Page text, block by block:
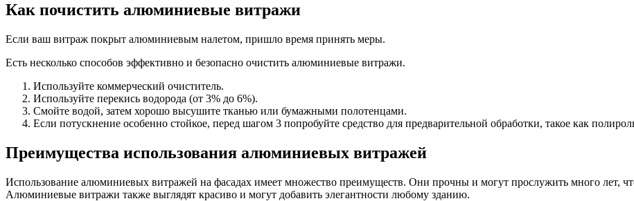
Как почистить алюминиевые витражи
Если ваш витраж покрыт алюминиевым налетом, пришло время принять меры.
Есть несколько способов эффективно и безопасно очистить алюминиевые витражи.
Используйте коммерческий очиститель.
Используйте перекись водорода (от 3% до 6%).
Смойте водой, затем хорошо высушите тканью или бумажными полотенцами.
Если потускнение особенно стойкое, перед шагом 3 попробуйте средство для предварительной обработки, такое как
Преимущества использования алюминиевых витражей
Использование алюминиевых витражей на фасадах имеет множество преимуществ. Они прочны и могут прослужить много лет,
Алюминиевые витражи также выглядят красиво и могут добавить элегантности любому зданию.